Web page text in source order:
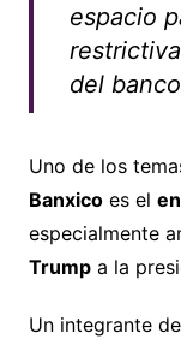
espacio
del
Uno de los
Banxicoes el
especialmente
Trumpa la
Un integrante